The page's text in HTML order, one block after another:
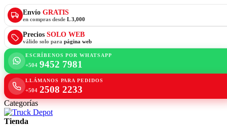
Envío GRATIS
en compras desde L 3,000
Precios SOLO WEB
válido solo para página web
ESCRÍBENOS POR WHATSAPP
+504 9452 7981
LLÁMANOS PARA PEDIDOS
+504 2508 2233
Categorías
Tienda